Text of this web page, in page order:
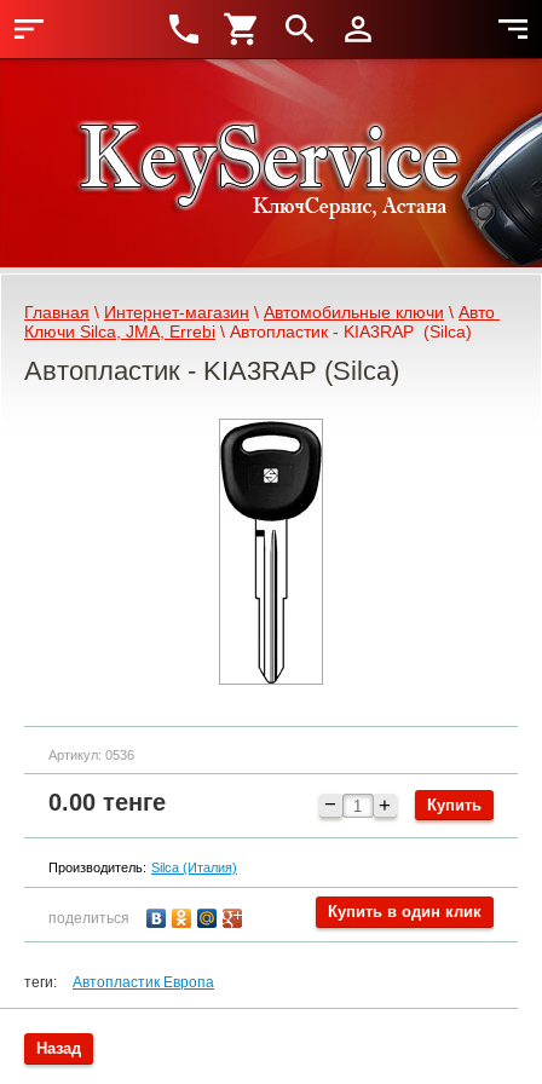
Главная \ Интернет-магазин \ Автомобильные ключи \ Авто
Ключи Silca, JMA, Errebi \ Автопластик - KIA3RAP  (Silca)
Автопластик - KIA3RAP (Silca)
Артикул: 0536
0.00 тенге − +
Производитель: Silca (Италия)
поделиться Купить в один клик
теги: Автопластик Европа
Назад